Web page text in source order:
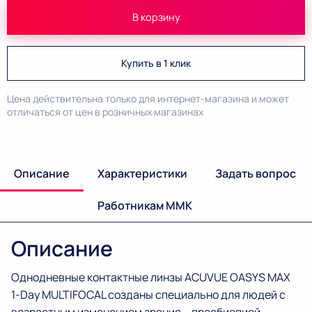
В корзину
Купить в 1 клик
Цена действительна только для интернет-магазина и может
отличаться от цен в розничных магазинах
Описание Характеристики Задать вопрос
Работникам ММК
Описание
Однодневные контактные линзы ACUVUE OASYS MAX
1-Day MULTIFOCAL созданы специально для людей с